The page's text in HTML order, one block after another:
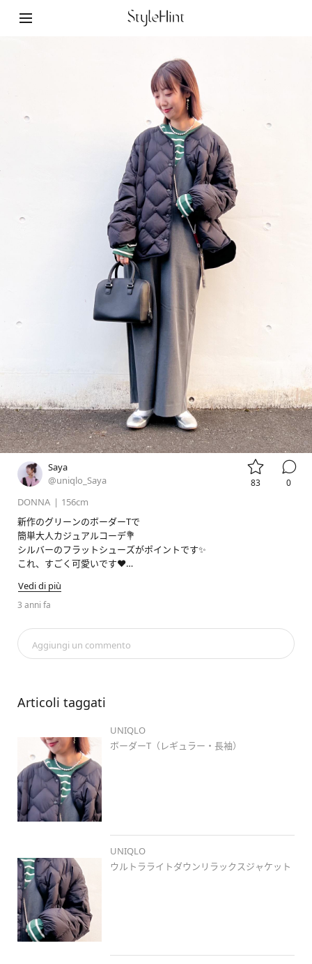
Saya
@uniqlo_Saya

83

0
DONNA | 156cm
新作のグリーンのボーダーTで
簡単大人カジュアルコーデ💐
シルバーのフラットシューズがポイントです✨
これ、すごく可愛いです❤️
#ボーダーt
#ウルトラライトダウンリラックスジャケット
#vネックサロペット
コメントは返信出来ない仕様となっておりますが、
いつも楽しみに読ませて頂いております🦖❣️
着用商品は基本タグ付けしていますので、
そちらでご確認お願い致します🤗💕
ユニクロ以外のお洋服を着用することは
🤍🤍............................................................
🍑🍜 #ユニクロ福島スタイル
#福島 のスタッフのコーデがたくさん😤
お買い物の参考にぜひ最新順でごらんください🐄❤️
...............................................................🤍🤍
Vedi di più
3 anni fa
Aggiungi un commento
Articoli taggati
UNIQLO
ボーダーT（レギュラー・長袖）
UNIQLO
ウルトラライトダウンリラックスジャケット